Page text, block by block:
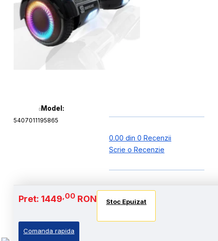
Model:
5407011195865
0.00 din 0 Recenzii
Scrie o Recenzie
Pret: 1449,00 RON Stoc Epuizat
Comanda rapida
Baterie si Autonomie
Stoc Epuizat Stoc Epuizat